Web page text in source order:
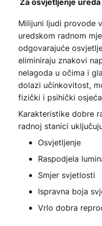
Za osvjetljenje
Milijuni ljudi provode
uredskom radnom
odgovarajuće
eliminiraju znakovi
nelagoda u očima i
dolazi učinkovitost,
fizički i psihički
Karakteristike dobre
radnoj stanici
Osvjetljenje
Raspodjela
Smjer svjetlosti
Ispravna boja
Vrlo dobra